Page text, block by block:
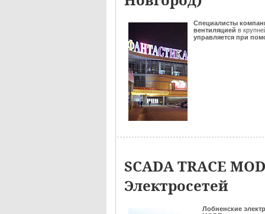
Специалисты
вентиляцией в
управляется при
SCADA TRACE
Электросетей
Лобненские